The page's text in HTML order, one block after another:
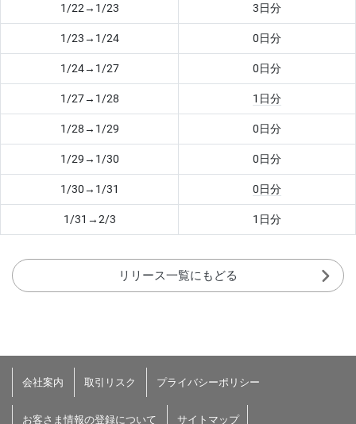
1/22→1/23 3日分
1/23→1/24 0日分
1/24→1/27 0日分
1/27→1/28 1日分
1/28→1/29 0日分
1/29→1/30 0日分
1/30→1/31 0日分
1/31→2/3 1日分
リリース一覧にもどる
会社案内 取引リスク プライバシーポリシー
お客さま情報の登録について サイトマップ